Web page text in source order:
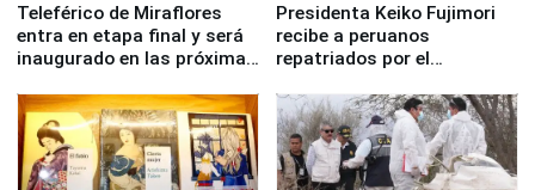
Teleférico de Miraflores
entra en etapa final y será
inaugurado en las próximas
Presidenta Keiko Fujimori
recibe a peruanos
repatriados por el